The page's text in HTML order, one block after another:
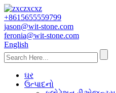
+8615655559799
jason@wit-stone.com
feronia@wit-stone.com
English
ઘર
ઉત્પાદનો